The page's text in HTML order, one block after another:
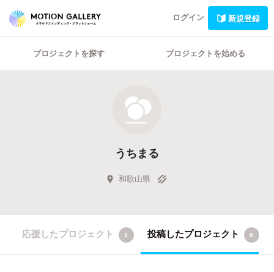
ログイン 新規登録
プロジェクトを探す プロジェクトを始める
うちまる
和歌山県
応援したプロジェクト 1 投稿したプロジェクト 0